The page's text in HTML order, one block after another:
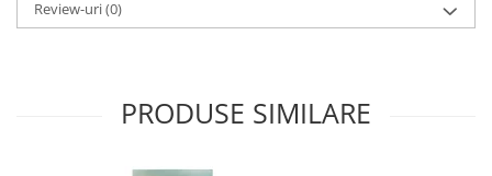
Review-uri(0)
PRODUSE SIMILARE